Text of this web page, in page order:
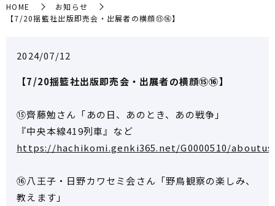
HOME
お知らせ
【7/20揺籃社出版即売会・出展者の横顔⑮⑯】
2024/07/12
【7/20揺籃社出版即売会・出展者の横顔⑮⑯】
⑮齊藤勉さん「あの日、あのとき、あの戦争」
『中央本線419列車』など
https://hachikomi.genki365.net/G0000510/
⑯八王子・日野カワセミ会さん「野鳥観察の楽しみ、
教えます」